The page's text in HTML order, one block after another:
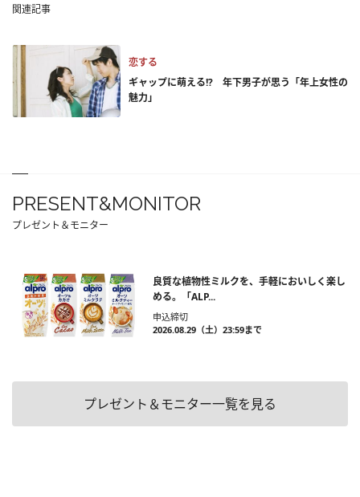
関連記事
恋する
ギャップに萌える!? 年下男子が思う「年上女性の
魅力」
PRESENT&MONITOR
プレゼント＆モニター
良質な植物性ミルクを、手軽においしく楽し
める。「ALP...
申込締切
2026.08.29（土）23:59まで
プレゼント＆モニター一覧を見る